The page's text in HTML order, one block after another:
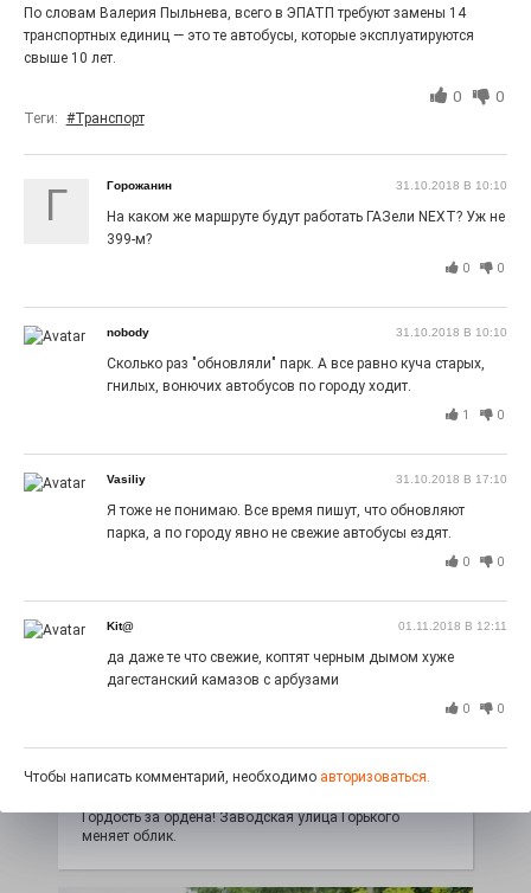
27.07.2026 0
Радость в квадрате! На этой неделе электростальцев
дважды порадует проект «Районы-кварталы».
100 футов под килем!
0
Юбилейным курсом
Гордость за ордена! Заводская улица Горького
меняет облик.
По словам Валерия Пыльнева, всего в ЭПАТП требуют замены 14
транспортных единиц — это те автобусы, которые эксплуатируются
свыше 10 лет.
0 0
Теги: #Транспорт
Г Горожанин 31.10.2018 В 10:10
На каком же маршруте будут работать ГАЗели NEXT? Уж не
399-м?
0 0
nobody 31.10.2018 В 10:10
Сколько раз "обновляли" парк. А все равно куча старых,
гнилых, вонючих автобусов по городу ходит.
1 0
Vasiliy 31.10.2018 В 17:10
Я тоже не понимаю. Все время пишут, что обновляют
парка, а по городу явно не свежие автобусы ездят.
0 0
Kit@ 01.11.2018 В 12:11
да даже те что свежие, коптят черным дымом хуже
дагестанский камазов с арбузами
0 0
Чтобы написать комментарий, необходимо авторизоваться.